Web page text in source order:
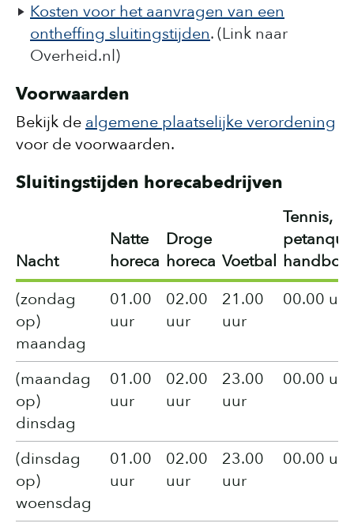
Kosten voor het aanvragen van een
ontheffing sluitingstijden. (Link naar
Overheid.nl)
Voorwaarden
Bekijk de algemene plaatselijke verordening
voor de voorwaarden.
Sluitingstijden horecabedrijven
Nacht
Natte
horeca
Droge
horeca Voetbal
Tennis,
(zondag
op)
maandag
01.00
uur
02.00
uur
21.00
uur
00.00 uur
(maandag
op)
dinsdag
01.00
uur
02.00
uur
23.00
uur
00.00 uur
(dinsdag
op)
woensdag
01.00
uur
02.00
uur
23.00
uur
00.00 uur